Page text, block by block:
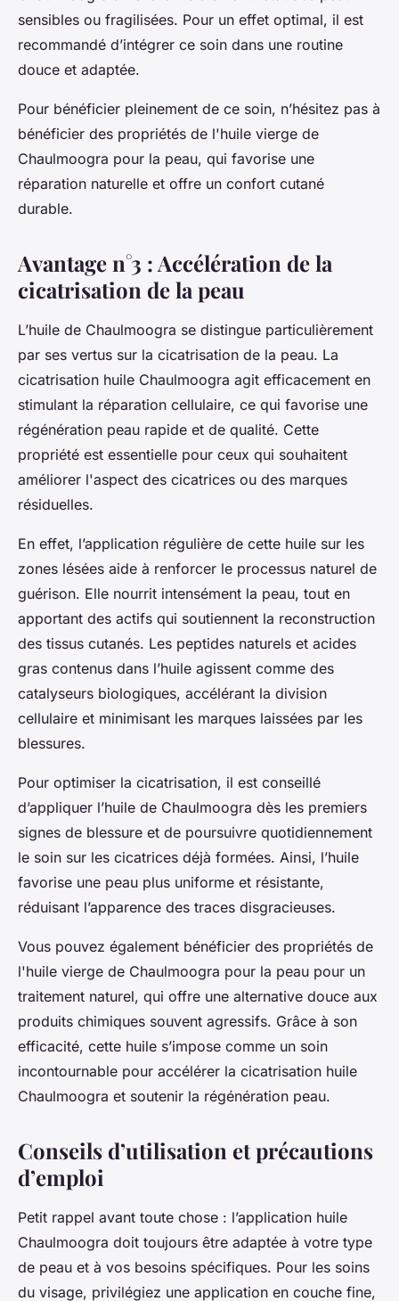
sensibles ou fragilisées. Pour un effet optimal, il est
recommandé d’intégrer ce soin dans une routine
douce et adaptée.
Pour bénéficier pleinement de ce soin, n’hésitez pas à
bénéficier des propriétés de l'huile vierge de
Chaulmoogra pour la peau, qui favorise une
réparation naturelle et offre un confort cutané
durable.
Avantage n°3 : Accélération de la
cicatrisation de la peau
L’huile de Chaulmoogra se distingue particulièrement
par ses vertus sur la cicatrisation de la peau. La
cicatrisation huile Chaulmoogra agit efficacement en
stimulant la réparation cellulaire, ce qui favorise une
régénération peau rapide et de qualité. Cette
propriété est essentielle pour ceux qui souhaitent
améliorer l'aspect des cicatrices ou des marques
résiduelles.
En effet, l’application régulière de cette huile sur les
zones lésées aide à renforcer le processus naturel de
guérison. Elle nourrit intensément la peau, tout en
apportant des actifs qui soutiennent la reconstruction
des tissus cutanés. Les peptides naturels et acides
gras contenus dans l’huile agissent comme des
catalyseurs biologiques, accélérant la division
cellulaire et minimisant les marques laissées par les
blessures.
Pour optimiser la cicatrisation, il est conseillé
d’appliquer l’huile de Chaulmoogra dès les premiers
signes de blessure et de poursuivre quotidiennement
le soin sur les cicatrices déjà formées. Ainsi, l’huile
favorise une peau plus uniforme et résistante,
réduisant l’apparence des traces disgracieuses.
Vous pouvez également bénéficier des propriétés de
l'huile vierge de Chaulmoogra pour la peau pour un
traitement naturel, qui offre une alternative douce aux
produits chimiques souvent agressifs. Grâce à son
efficacité, cette huile s’impose comme un soin
incontournable pour accélérer la cicatrisation huile
Chaulmoogra et soutenir la régénération peau.
Conseils d’utilisation et précautions
d’emploi
Petit rappel avant toute chose : l’application huile
Chaulmoogra doit toujours être adaptée à votre type
de peau et à vos besoins spécifiques. Pour les soins
du visage, privilégiez une application en couche fine,